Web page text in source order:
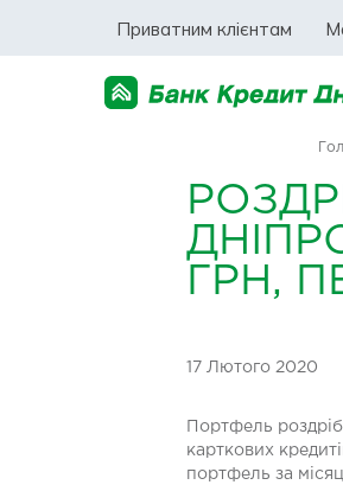
Приватним клієнтам
ГРН,
17 Лютого 2020
Портфель
карткових
портфель за